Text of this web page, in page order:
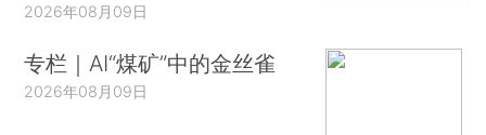
2026年08月09日
专栏｜AI“煤矿”中的金丝雀
2026年08月09日